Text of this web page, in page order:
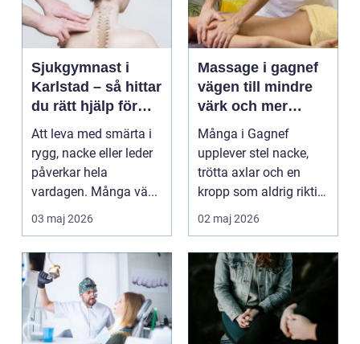
Sjukgymnast i
Karlstad – så hittar
du rätt hjälp för
smärta och rehab
Att leva med smärta i
rygg, nacke eller leder
påverkar hela
vardagen. Många vä...
03 maj 2026
Massage i gagnef
vägen till mindre
värk och mer
vardagsenergi
Många i Gagnef
upplever stel nacke,
trötta axlar och en
kropp som aldrig riktigt
hinner återhämta si...
02 maj 2026